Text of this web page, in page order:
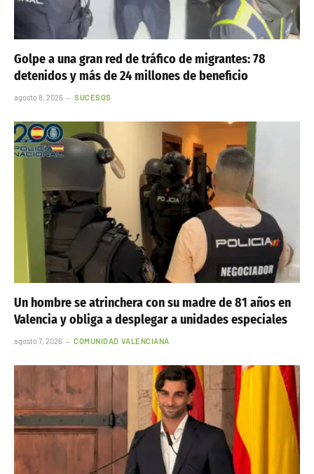
Golpe a una gran red de tráfico de migrantes: 78
detenidos y más de 24 millones de beneficio
agosto 8, 2026 SUCESOS
Un hombre se atrinchera con su madre de 81 años en
Valencia y obliga a desplegar a unidades especiales
agosto 7, 2026 COMUNIDAD VALENCIANA